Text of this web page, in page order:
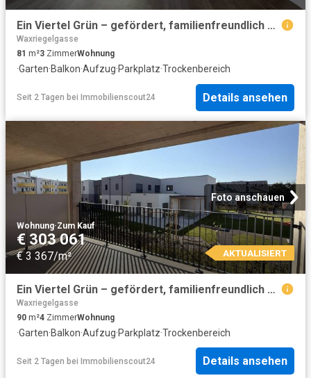
Ein Viertel Grün – gefördert, familienfreundlich und naturnah
Waxriegelgasse
81 m²3 ZimmerWohnung
·Garten·Balkon·Aufzug·Parkplatz·Trockenbereich
Seit 2 Tagen bei Immobilienscout24 Details ansehen
Foto anschauen
Wohnung·Zum Kauf
€ 303 061
€ 3 367/m² AKTUALISIERT
Ein Viertel Grün – gefördert, familienfreundlich und naturnah
Waxriegelgasse
90 m²4 ZimmerWohnung
·Garten·Balkon·Aufzug·Parkplatz·Trockenbereich
Seit 2 Tagen bei Immobilienscout24 Details ansehen